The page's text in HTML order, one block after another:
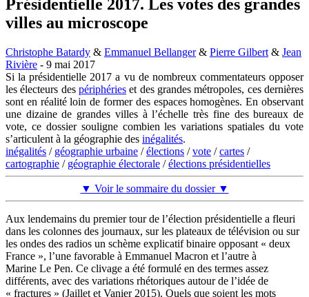
Présidentielle 2017. Les votes des grandes
villes au microscope
Christophe Batardy & Emmanuel Bellanger& Pierre Gilbert & Jean
Rivière - 9 mai 2017
Si la présidentielle 2017 a vu de nombreux commentateurs opposer
les électeurs des périphéries et des grandes métropoles, ces dernières
sont en réalité loin de former des espaces homogènes. En observant
une dizaine de grandes villes à l’échelle très fine des bureaux de
vote, ce dossier souligne combien les variations spatiales du vote
s’articulent à la géographie des inégalités.
inégalités / géographie urbaine /élections /vote /cartes /
cartographie / géographie électorale /élections présidentielles
▼ Voir le sommaire du dossier ▼
Aux lendemains du premier tour de l’élection présidentielle a fleuri
dans les colonnes des journaux, sur les plateaux de télévision ou sur
les ondes des radios un schème explicatif binaire opposant « deux
France », l’une favorable à Emmanuel Macron et l’autre à
Marine Le Pen. Ce clivage a été formulé en des termes assez
différents, avec des variations rhétoriques autour de l’idée de
« fractures » (Jaillet et Vanier 2015). Quels que soient les mots